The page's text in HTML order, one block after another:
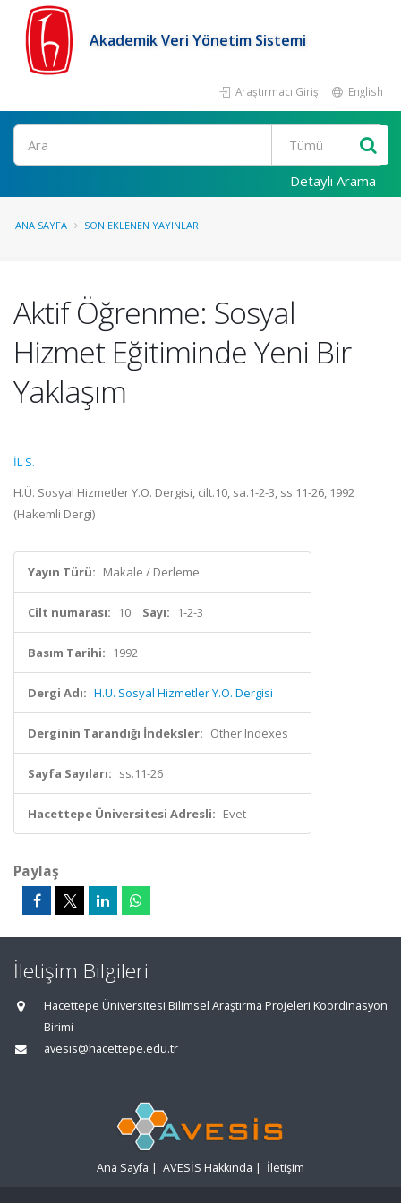
Akademik Veri Yönetim Sistemi
Araştırmacı Girişi English
Ara
Detaylı Arama
ANA SAYFA SON EKLENEN YAYINLAR
Aktif Öğrenme: Sosyal
Hizmet Eğitiminde Yeni Bir
Yaklaşım
İL S.
H.Ü. Sosyal Hizmetler Y.O. Dergisi, cilt.10, sa.1-2-3, ss.11-26, 1992
(Hakemli Dergi)
Yayın Türü: Makale / Derleme
Cilt numarası: 10 Sayı: 1-2-3
Basım Tarihi: 1992
Dergi Adı: H.Ü. Sosyal Hizmetler Y.O. Dergisi
Derginin Tarandığı İndeksler: Other Indexes
Sayfa Sayıları: ss.11-26
Hacettepe Üniversitesi Adresli: Evet
Paylaş
İletişim Bilgileri
Hacettepe Üniversitesi Bilimsel Araştırma Projeleri Koordinasyon
Birimi
avesis@hacettepe.edu.tr
Ana Sayfa | AVESİS Hakkında | İletişim